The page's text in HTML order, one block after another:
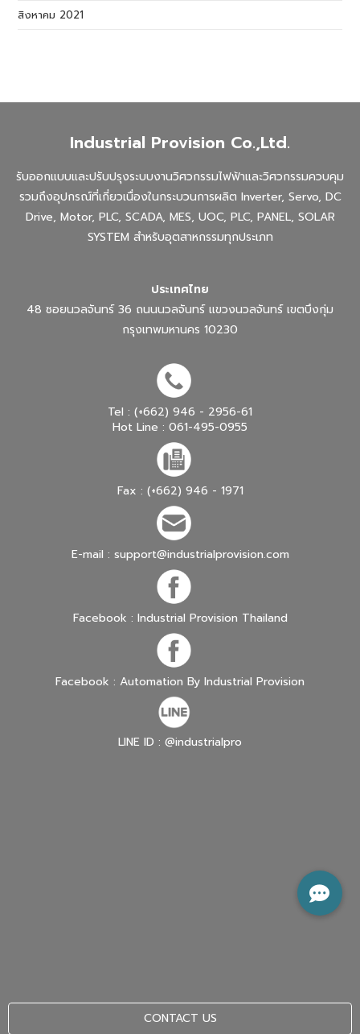
สิงหาคม 2021
Industrial Provision Co.,Ltd.
รับออกแบบและปรับปรุงระบบงานวิศวกรรมไฟฟ้าและวิศวกรรมควบคุม
รวมถึงอุปกรณ์ที่เกี่ยวเนื่องในกระบวนการผลิต Inverter, Servo, DC
Drive, Motor, PLC, SCADA, MES, UOC, PLC, PANEL, SOLAR
SYSTEM สำหรับอุตสาหกรรมทุกประเภท
ประเทศไทย
48 ซอยนวลจันทร์ 36 ถนนนวลจันทร์ แขวงนวลจันทร์ เขตบึงกุ่ม
กรุงเทพมหานคร 10230
Tel : (+662) 946 - 2956-61
Hot Line : 061-495-0955
Fax : (+662) 946 - 1971
E-mail : support@industrialprovision.com
Facebook : Industrial Provision Thailand
Facebook : Automation By Industrial Provision
LINE ID : @industrialpro
CONTACT US